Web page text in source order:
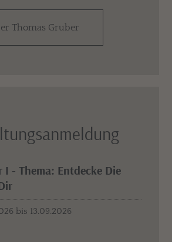
Thomas Gruber
I - Thema: Entdecke Die
bis 13.09.2026